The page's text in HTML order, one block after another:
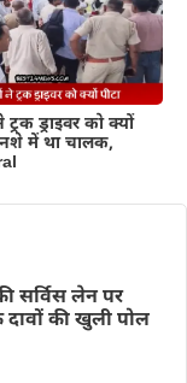
ड्राइवर को क्यों
नशे में था चालक,
सर्विस लेन पर
की खुली पोल